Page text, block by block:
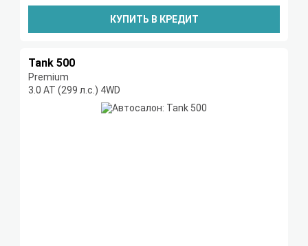
КУПИТЬ В КРЕДИТ
Tank 500
Premium
3.0 AT (299 л.с.) 4WD